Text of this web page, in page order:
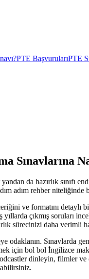
PTE BaşvurularıPTE
Sınavlarına
da hazırlık sınıfı
adım rehber niteliğinde
ve formatını
çıkmış soruları
sürecinizi daha verimli
Sınavlarda
için bol bol İngilizce
dinleyin, filmler